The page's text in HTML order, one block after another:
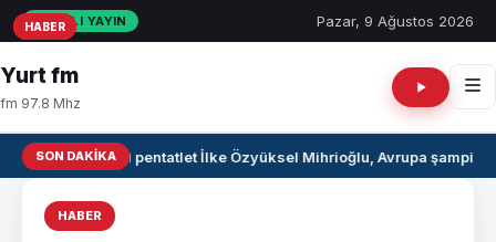
CANLI YAYIN Pazar, 9 Ağustos 2026
Yurt fm
fm 97.8 Mhz
SON DAKIKAMilli pentatlet İlke Özyüksel Mihrioğlu, Avrupa
HABER
HABER
HABER
HABER